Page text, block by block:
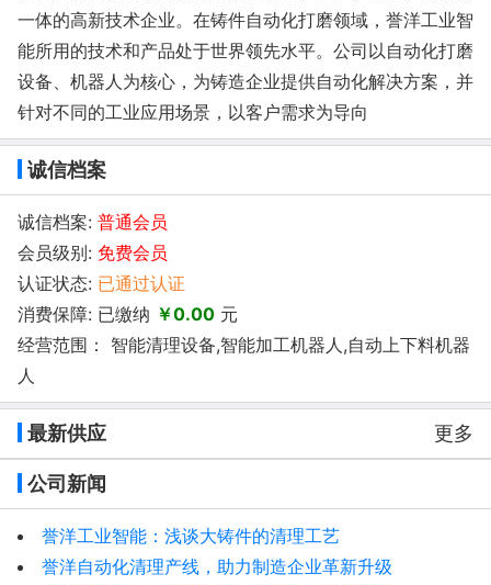
一体的高新技术企业。在铸件自动化打磨领域，誉洋工业智
能所用的技术和产品处于世界领先水平。公司以自动化打磨
设备、机器人为核心，为铸造企业提供自动化解决方案，并
针对不同的工业应用场景，以客户需求为导向
诚信档案
诚信档案: 普通会员
会员级别: 免费会员
认证状态: 已通过认证
消费保障: 已缴纳 ￥0.00 元
经营范围： 智能清理设备,智能加工机器人,自动上下料机器
人
最新供应 更多
公司新闻
誉洋工业智能：浅谈大铸件的清理工艺
誉洋自动化清理产线，助力制造企业革新升级